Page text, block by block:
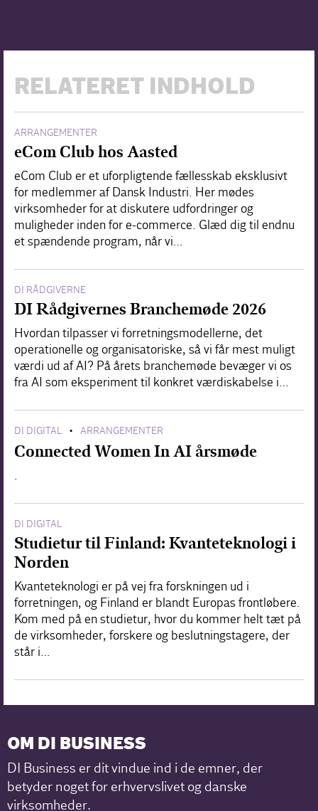
RELATERET INDHOLD
ARRANGEMENTER
eCom Club hos Aasted
eCom Club er et uforpligtende fællesskab eksklusivt
for medlemmer af Dansk Industri. Her mødes
virksomheder for at diskutere udfordringer og
muligheder inden for e-commerce. Glæd dig til endnu
et spændende program, når vi…
DI RÅDGIVERNE
DI Rådgivernes Branchemøde 2026
Hvordan tilpasser vi forretningsmodellerne, det
operationelle og organisatoriske, så vi får mest muligt
værdi ud af AI? På årets branchemøde bevæger vi os
fra AI som eksperiment til konkret værdiskabelse i…
DI DIGITAL • ARRANGEMENTER
Connected Women In AI årsmøde
.
DI DIGITAL
Studietur til Finland: Kvanteteknologi i
Norden
Kvanteteknologi er på vej fra forskningen ud i
forretningen, og Finland er blandt Europas frontløbere.
Kom med på en studietur, hvor du kommer helt tæt på
de virksomheder, forskere og beslutningstagere, der
står i…
OM DI BUSINESS
DI Business er dit vindue ind i de emner, der
betyder noget for erhvervslivet og danske
virksomheder.